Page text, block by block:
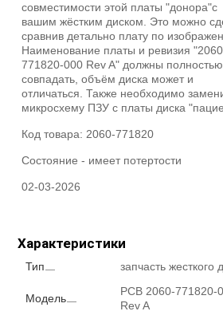
совместимости этой платы "донора"с
вашим жёстким диском. Это можно
сравнив детально плату по
Наименование платы и ревизия
771820-000 Rev A" должны полностью
совпадать, объём диска может и
отличаться. Также необходимо
микросхему ПЗУ с платы диска
Код товара: 2060-771820
Состояние - имеет потертости
02-03-2026
Характеристики
Тип запчасть жесткого
Модель
PCB 2060-771820-
Rev A